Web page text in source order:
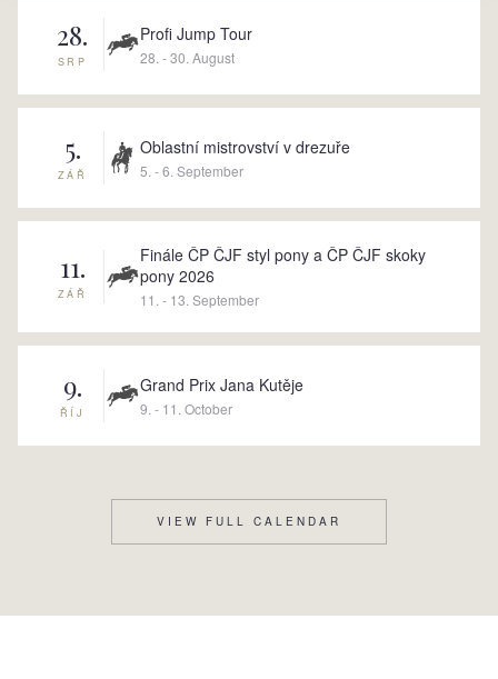
28.
SRP
Profi Jump Tour
28. - 30. August
5.
ZÁŘ
Oblastní mistrovství v drezuře
5. - 6. September
11.
ZÁŘ
Finále ČP ČJF styl pony a ČP ČJF skoky
pony 2026
11. - 13. September
9.
ŘÍJ
Grand Prix Jana Kutěje
9. - 11. October
VIEW FULL CALENDAR